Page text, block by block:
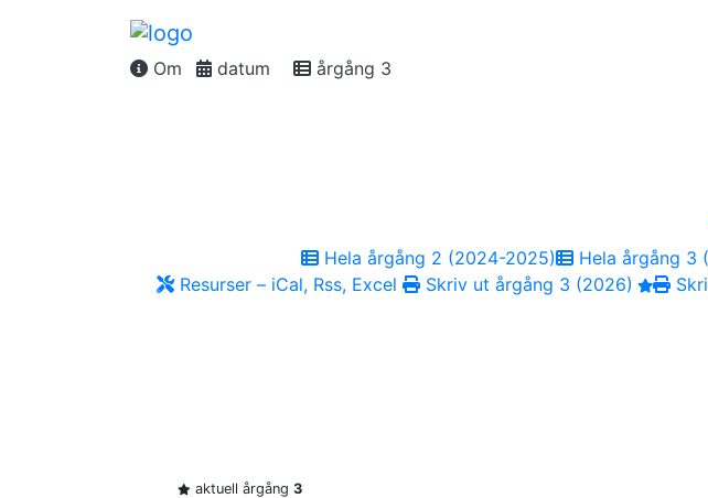
Om datum årgång 3
Hela årgång 2 (2024-2025)
Hela årgång 3
Resurser – iCal, Rss, Excel
Skriv ut årgång 3 (2026)
aktuell årgång 3